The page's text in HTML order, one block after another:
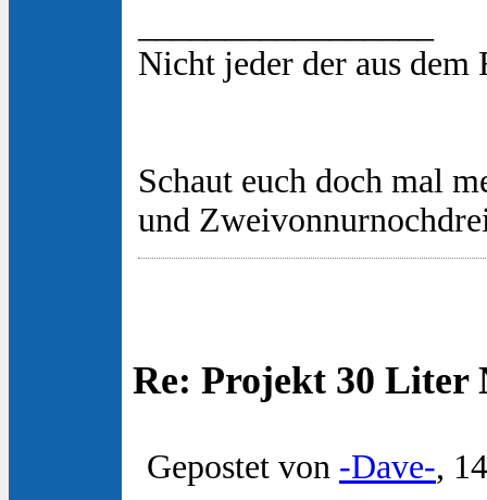
Nicht jeder der aus
Schaut euch doch mal
und
Re: Projekt 30 Liter
Gepostet von -Dave-,